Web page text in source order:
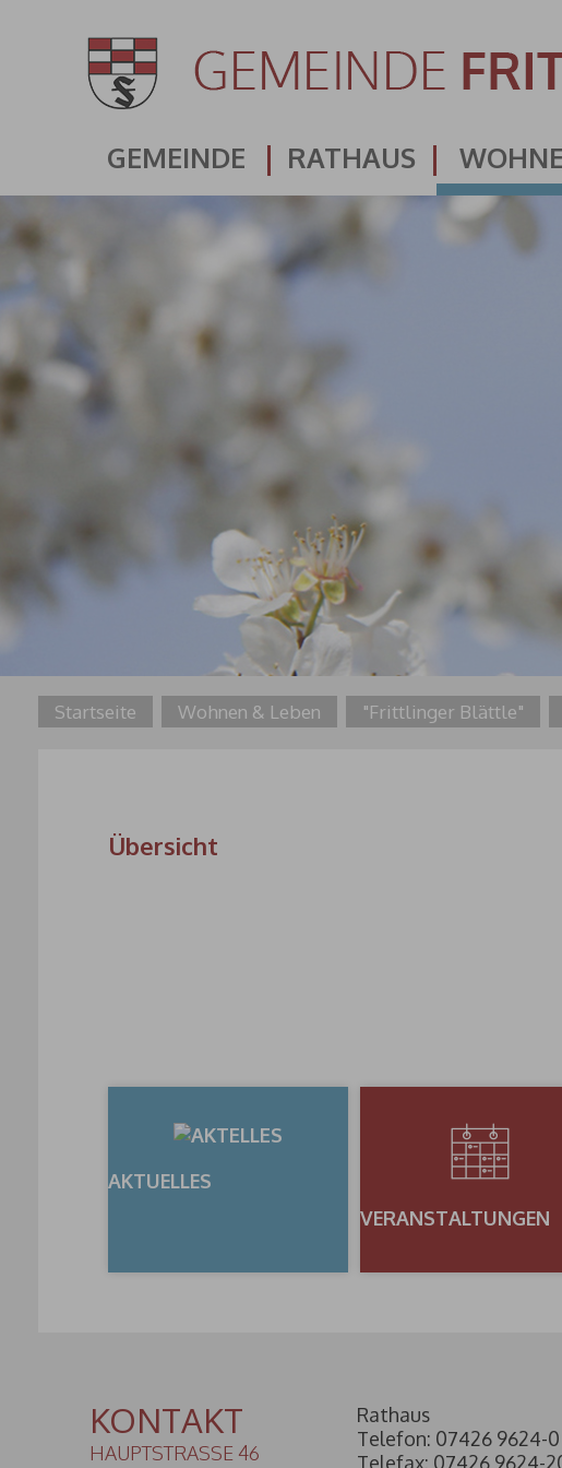
GEMEINDE RATHAUS
Startseite Wohnen & Leben "Frittlinger Blättle"
Übersicht
AKTUELLES
VERANSTALTUNGEN
KONTAKT
HAUPTSTRASSE 46
Rathaus
Telefon: 07426 9624-0
Telefax: 07426 9624-